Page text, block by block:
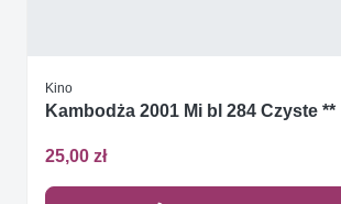
Kino
Kambodża 2001 Mi bl 284 Czyste **
25,00 zł